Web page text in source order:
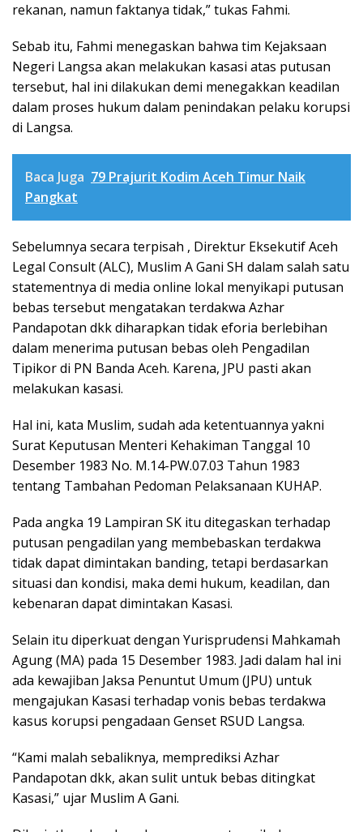
rekanan, namun faktanya tidak,” tukas Fahmi.
Sebab itu, Fahmi menegaskan bahwa tim Kejaksaan
Negeri Langsa akan melakukan kasasi atas putusan
tersebut, hal ini dilakukan demi menegakkan keadilan
dalam proses hukum dalam penindakan pelaku korupsi
di Langsa.
Baca Juga 79 Prajurit Kodim Aceh Timur Naik
Pangkat
Sebelumnya secara terpisah , Direktur Eksekutif Aceh
Legal Consult (ALC), Muslim A Gani SH dalam salah satu
statementnya di media online lokal menyikapi putusan
bebas tersebut mengatakan terdakwa Azhar
Pandapotan dkk diharapkan tidak eforia berlebihan
dalam menerima putusan bebas oleh Pengadilan
Tipikor di PN Banda Aceh. Karena, JPU pasti akan
melakukan kasasi.
Hal ini, kata Muslim, sudah ada ketentuannya yakni
Surat Keputusan Menteri Kehakiman Tanggal 10
Desember 1983 No. M.14-PW.07.03 Tahun 1983
tentang Tambahan Pedoman Pelaksanaan KUHAP.
Pada angka 19 Lampiran SK itu ditegaskan terhadap
putusan pengadilan yang membebaskan terdakwa
tidak dapat dimintakan banding, tetapi berdasarkan
situasi dan kondisi, maka demi hukum, keadilan, dan
kebenaran dapat dimintakan Kasasi.
Selain itu diperkuat dengan Yurisprudensi Mahkamah
Agung (MA) pada 15 Desember 1983. Jadi dalam hal ini
ada kewajiban Jaksa Penuntut Umum (JPU) untuk
mengajukan Kasasi terhadap vonis bebas terdakwa
kasus korupsi pengadaan Genset RSUD Langsa.
“Kami malah sebaliknya, memprediksi Azhar
Pandapotan dkk, akan sulit untuk bebas ditingkat
Kasasi,” ujar Muslim A Gani.